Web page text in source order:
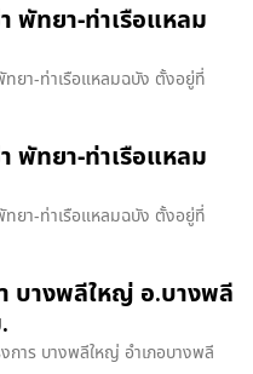
า พัทยา-ท่าเรือแหลม
ยา-ท่าเรือแหลมฉบัง ตั้งอยู่ที่
า พัทยา-ท่าเรือแหลม
ยา-ท่าเรือแหลมฉบัง ตั้งอยู่ที่
า บางพลีใหญ่ อ.บางพลี
การ บางพลีใหญ่ อำเภอบางพลี